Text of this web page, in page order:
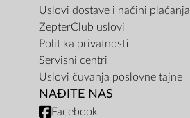
Uslovi dostave i načini plaćanja
ZepterClub uslovi
Politika privatnosti
Servisni centri
Uslovi čuvanja poslovne tajne
NAĐITE NAS
Facebook